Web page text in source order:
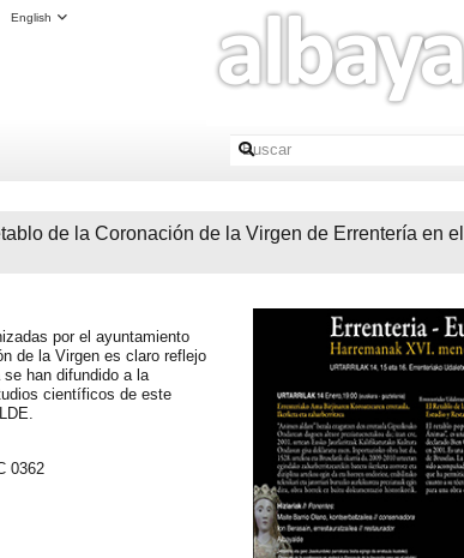
English
de la Coronación de la Virgen de Errentería en el
por el ayuntamiento
de la Virgen es claro reflejo
han difundido a la
científicos de este